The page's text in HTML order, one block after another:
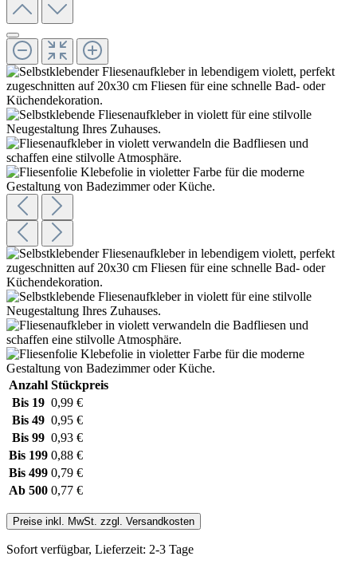
Anzahl Stückpreis
Bis 19 0,99 €
Bis 49 0,95 €
Bis 99 0,93 €
Bis 199 0,88 €
Bis 499 0,79 €
Ab 500 0,77 €
Preise inkl. MwSt. zzgl. Versandkosten
Sofort verfügbar, Lieferzeit: 2-3 Tage